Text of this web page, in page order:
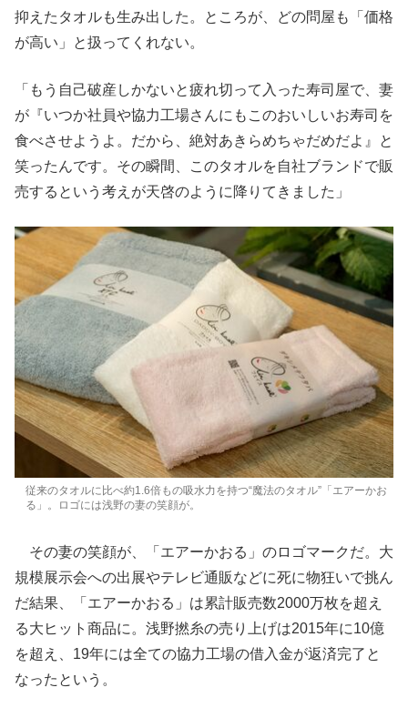
抑えたタオルも生み出した。ところが、どの問屋も「価格
が高い」と扱ってくれない。
「もう自己破産しかないと疲れ切って入った寿司屋で、妻
が『いつか社員や協力工場さんにもこのおいしいお寿司を
食べさせようよ。だから、絶対あきらめちゃだめだよ』と
笑ったんです。その瞬間、このタオルを自社ブランドで販
売するという考えが天啓のように降りてきました」
従来のタオルに比べ約1.6倍もの吸水力を持つ“魔法のタオル”「エアーかお
る」。ロゴには浅野の妻の笑顔が。
その妻の笑顔が、「エアーかおる」のロゴマークだ。大
規模展示会への出展やテレビ通販などに死に物狂いで挑ん
だ結果、「エアーかおる」は累計販売数2000万枚を超え
る大ヒット商品に。浅野撚糸の売り上げは2015年に10億
を超え、19年には全ての協力工場の借入金が返済完了と
なったという。